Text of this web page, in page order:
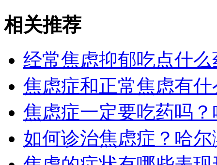
相关推荐
经常焦虑抑郁吃点什
焦虑症和正常焦虑有
焦虑症一定要吃药吗
如何诊治焦虑症？哈